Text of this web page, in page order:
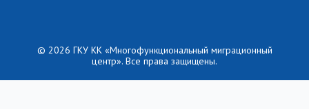
© 2026 ГКУ КК «Многофункциональный миграционный
центр». Все права защищены.